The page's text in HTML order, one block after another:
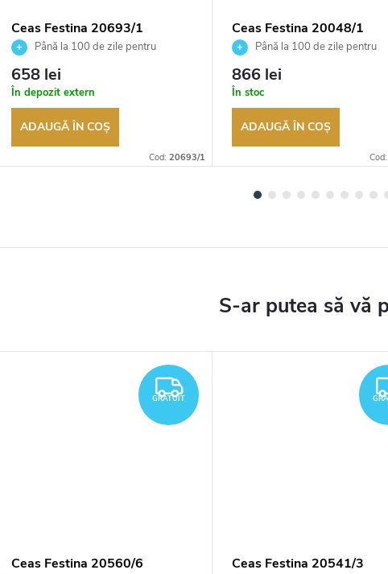
Ceas Festina 20693/1
Până la 100 de zile pentru
returnarea bunurilor. Vânzător
autorizat
658 lei
În depozit extern
ADAUGĂ ÎN COŞ
Cod: 20693/1
Ceas Festina 20048/1
Până la 100 de zile pentru
returnarea bunurilor. Vânzător
autorizat
866 lei
În stoc
ADAUGĂ ÎN COŞ
Cod:
GRATUIT
GRATUIT
Ceas Festina 20560/6 Ceas Festina 20541/3